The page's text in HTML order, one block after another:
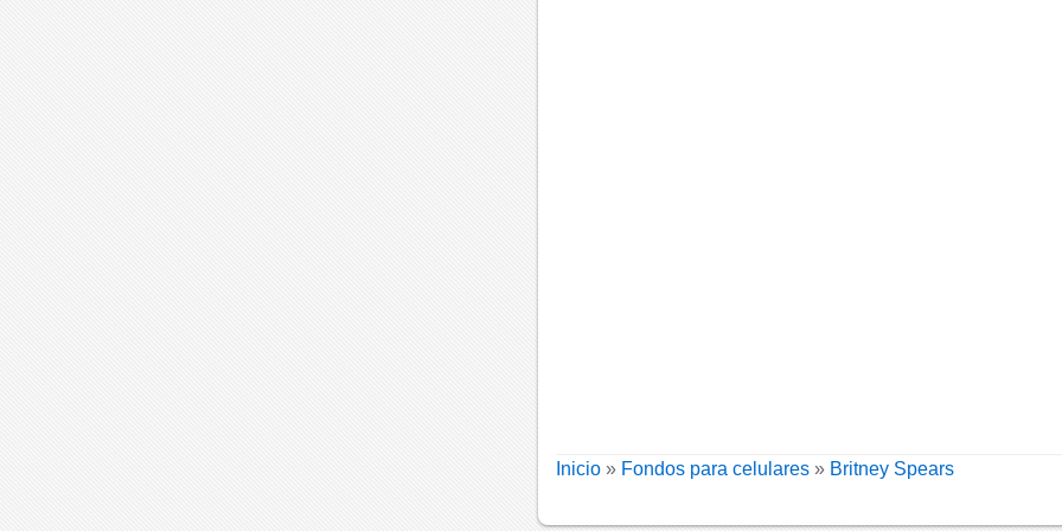
Inicio » Fondos para celulares » Britney Spears